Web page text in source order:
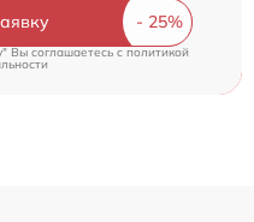
Вы соглашаетесь cполитикой